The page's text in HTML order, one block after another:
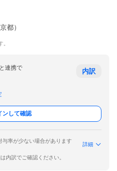
都）
連携で 内訳
ンして確認
率が少ない場合があります
詳細
内訳でご確認ください。